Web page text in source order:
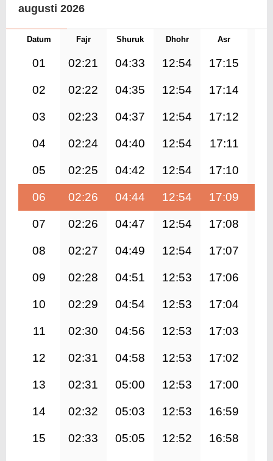
augusti 2026
Datum Fajr Shuruk Dhohr Asr
01 02:21 04:33 12:54 17:15
02 02:22 04:35 12:54 17:14
03 02:23 04:37 12:54 17:12
04 02:24 04:40 12:54 17:11
05 02:25 04:42 12:54 17:10
06 02:26 04:44 12:54 17:09
07 02:26 04:47 12:54 17:08
08 02:27 04:49 12:54 17:07
09 02:28 04:51 12:53 17:06
10 02:29 04:54 12:53 17:04
11 02:30 04:56 12:53 17:03
12 02:31 04:58 12:53 17:02
13 02:31 05:00 12:53 17:00
14 02:32 05:03 12:53 16:59
15 02:33 05:05 12:52 16:58